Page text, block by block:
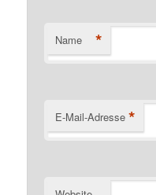
Name *
E-Mail-Adresse *